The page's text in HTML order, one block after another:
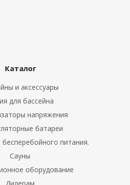
Каталог
и аксессуары
для бассейна
напряжения
батареи
питания.
Сауны
оборудование